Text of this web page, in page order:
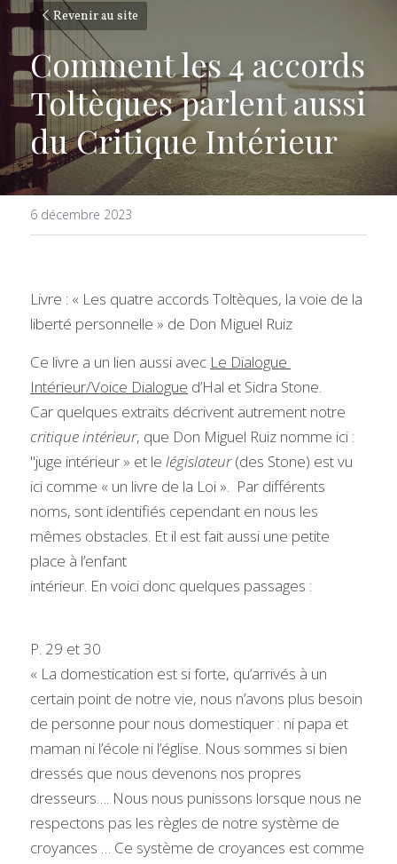
Revenir au site
Comment les 4 accords
Toltèques parlent aussi
du Critique Intérieur
6 décembre 2023
Livre : « Les quatre accords Toltèques, la voie de la
liberté personnelle » de Don Miguel Ruiz
Ce livre a un lien aussi avec Le Dialogue
Intérieur/Voice Dialogue d’Hal et Sidra Stone.
critique intérieur, que Don Miguel Ruiz nomme ici :
"juge intérieur » et le législateur (des Stone) est vu
ici comme « un livre de la Loi ».  Par différents
noms, sont identifiés cependant en nous les
mêmes obstacles. Et il est fait aussi une petite
place à l’enfant
intérieur. En voici donc quelques passages :
P. 29 et 30
« La domestication est si forte, qu’arrivés à un
certain point de notre vie, nous n’avons plus besoin
de personne pour nous domestiquer : ni papa et
maman ni l’école ni l’église. Nous sommes si bien
dressés que nous devenons nos propres
dresseurs…. Nous nous punissons lorsque nous ne
respectons pas les règles de notre système de
croyances … Ce système de croyances est comme